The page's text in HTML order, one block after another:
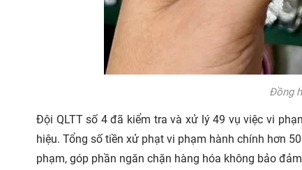
Đồng
Đội QLTT số 4 đã kiểm tra và xử lý 49 vụ việc vi
hiệu. Tổng số tiền xử phạt vi phạm hành chính hơn
phạm, góp phần ngăn chặn hàng hóa không bảo